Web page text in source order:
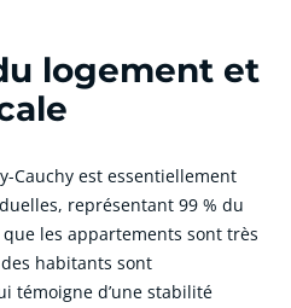
logement et
Cauchy est essentiellement
représentant 99 % du
les appartements sont très
habitants sont
témoigne d’une stabilité